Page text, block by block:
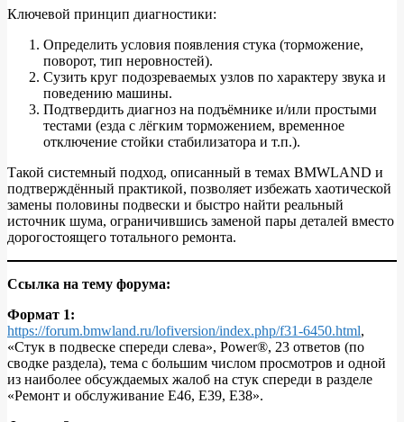
Ключевой принцип диагностики:
Определить условия появления стука (торможение,
поворот, тип неровностей).
Сузить круг подозреваемых узлов по характеру звука и
поведению машины.
Подтвердить диагноз на подъёмнике и/или простыми
тестами (езда с лёгким торможением, временное
отключение стойки стабилизатора и т.п.).
Такой системный подход, описанный в темах BMWLAND и
подтверждённый практикой, позволяет избежать хаотической
замены половины подвески и быстро найти реальный
источник шума, ограничившись заменой пары деталей вместо
дорогостоящего тотального ремонта.
Ссылка на тему форума:
Формат 1:
https://forum.bmwland.ru/lofiversion/index.php/f31-6450.html,
«Стук в подвеске спереди слева», Power®, 23 ответов (по
сводке раздела), тема с большим числом просмотров и одной
из наиболее обсуждаемых жалоб на стук спереди в разделе
«Ремонт и обслуживание E46, E39, E38».